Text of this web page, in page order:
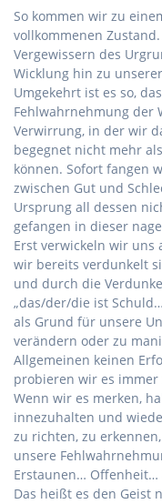
So kommen wir zu
vollkommenen
Vergewissern des
Wicklung hin zu
Umgekehrt ist es so,
Fehlwahrnehmung der
Verwirrung, in der wir
begegnet nicht mehr
können. Sofort fangen
zwischen Gut und
Ursprung all dessen
gefangen in dieser
Erst verwickeln wir uns
wir bereits verdunkelt
und durch die
„das/der/die ist
als Grund für unsere
verändern oder zu
Allgemeinen keinen
probieren wir es immer
Wenn wir es merken,
innezuhalten und
zu richten, zu
unsere
Erstaunen… Offenheit…
Das heißt es den Geist